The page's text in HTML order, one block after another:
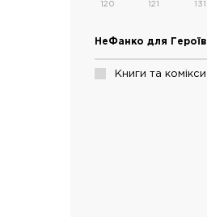
120 121 131
НеФанко для Героїв
Книги та комікси